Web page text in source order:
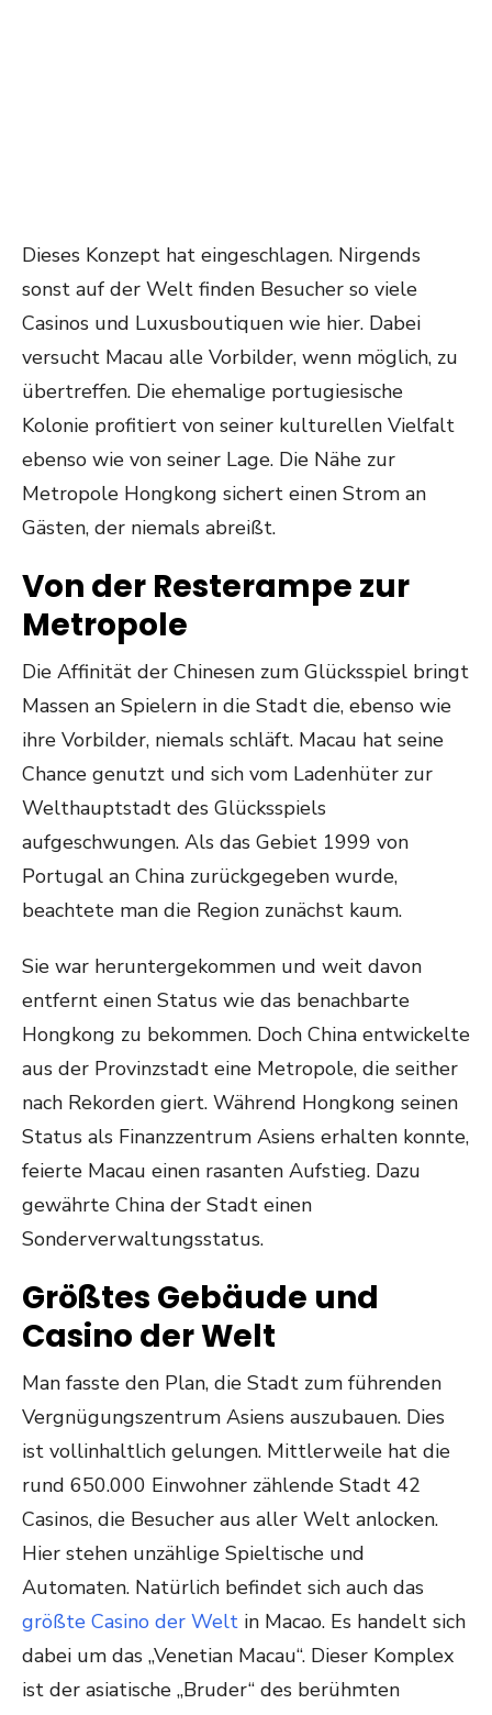
Dieses Konzept hat eingeschlagen. Nirgends
sonst auf der Welt finden Besucher so viele
Casinos und Luxusboutiquen wie hier. Dabei
versucht Macau alle Vorbilder, wenn möglich, zu
übertreffen. Die ehemalige portugiesische
Kolonie profitiert von seiner kulturellen Vielfalt
ebenso wie von seiner Lage. Die Nähe zur
Metropole Hongkong sichert einen Strom an
Gästen, der niemals abreißt.
Von der Resterampe zur
Metropole
Die Affinität der Chinesen zum Glücksspiel bringt
Massen an Spielern in die Stadt die, ebenso wie
ihre Vorbilder, niemals schläft. Macau hat seine
Chance genutzt und sich vom Ladenhüter zur
Welthauptstadt des Glücksspiels
aufgeschwungen. Als das Gebiet 1999 von
Portugal an China zurückgegeben wurde,
beachtete man die Region zunächst kaum.
Sie war heruntergekommen und weit davon
entfernt einen Status wie das benachbarte
Hongkong zu bekommen. Doch China entwickelte
aus der Provinzstadt eine Metropole, die seither
nach Rekorden giert. Während Hongkong seinen
Status als Finanzzentrum Asiens erhalten konnte,
feierte Macau einen rasanten Aufstieg. Dazu
gewährte China der Stadt einen
Sonderverwaltungsstatus.
Größtes Gebäude und
Casino der Welt
Man fasste den Plan, die Stadt zum führenden
Vergnügungszentrum Asiens auszubauen. Dies
ist vollinhaltlich gelungen. Mittlerweile hat die
rund 650.000 Einwohner zählende Stadt 42
Casinos, die Besucher aus aller Welt anlocken.
Hier stehen unzählige Spieltische und
Automaten. Natürlich befindet sich auch das
größte Casino der Welt in Macao. Es handelt sich
dabei um das „Venetian Macau“. Dieser Komplex
ist der asiatische „Bruder“ des berühmten